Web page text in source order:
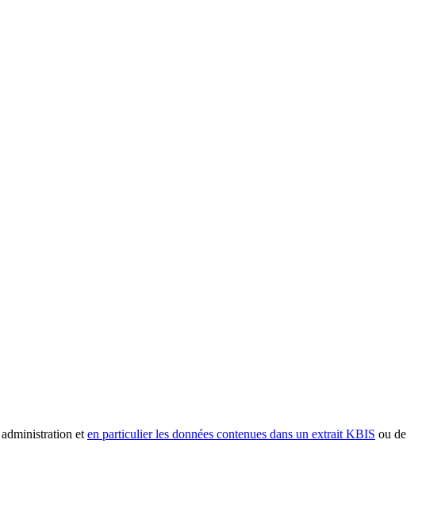
et en particulier les données contenues dans un extrait KBIS ou de